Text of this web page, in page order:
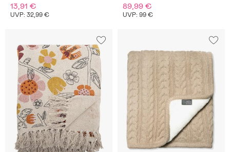
13,91 €
UVP: 32,99 €
89,99 €
UVP: 99 €